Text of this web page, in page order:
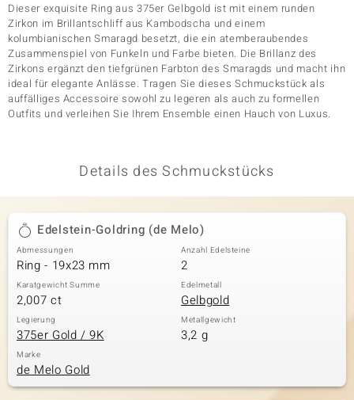
Dieser exquisite Ring aus 375er Gelbgold ist mit einem runden
Zirkon im Brillantschliff aus Kambodscha und einem
kolumbianischen Smaragd besetzt, die ein atemberaubendes
Zusammenspiel von Funkeln und Farbe bieten. Die Brillanz des
Zirkons ergänzt den tiefgrünen Farbton des Smaragds und macht ihn
ideal für elegante Anlässe. Tragen Sie dieses Schmuckstück als
auffälliges Accessoire sowohl zu legeren als auch zu formellen
Outfits und verleihen Sie Ihrem Ensemble einen Hauch von Luxus.
Details des Schmuckstücks
Edelstein-Goldring (de Melo)
Abmessungen
Ring - 19x23 mm
Anzahl Edelsteine
2
Karatgewicht Summe
2,007 ct
Edelmetall
Gelbgold
Legierung
375er Gold / 9K
Metallgewicht
3,2 g
Marke
de Melo Gold